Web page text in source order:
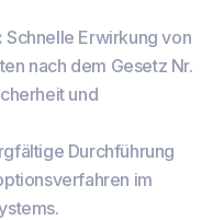
Schnelle Erwirkung von
nach dem Gesetz Nr.
und
Durchführung
im